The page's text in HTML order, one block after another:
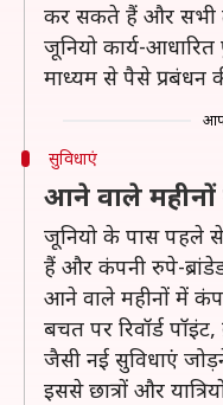
कर सकते हैं और सभी
जूनियो कार्य-
माध्यम से पैसे प्रबंधन
सुविधाएं
आने वाले महीनों
जूनियो के पास पहले
हैं और कंपनी रुपे-ब्रांडेड
आने वाले महीनों में
बचत पर रिवॉर्ड
जैसी नई सुविधाएं
इससे छात्रों और